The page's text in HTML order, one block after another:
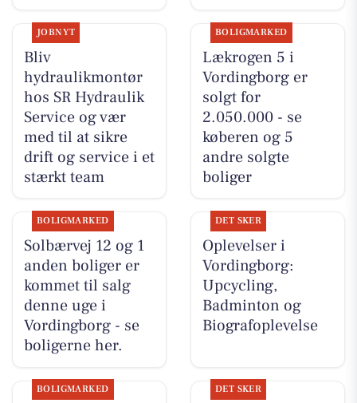
JOBNYT
Bliv
hydraulikmontør
hos SR Hydraulik
Service og vær
med til at sikre
drift og service i et
stærkt team
BOLIGMARKED
Lækrogen 5 i
Vordingborg er
solgt for
2.050.000 - se
køberen og 5
andre solgte
boliger
BOLIGMARKED
Solbærvej 12 og 1
anden boliger er
kommet til salg
denne uge i
Vordingborg - se
boligerne her.
DET SKER
Oplevelser i
Vordingborg:
Upcycling,
Badminton og
Biografoplevelse
BOLIGMARKED DET SKER